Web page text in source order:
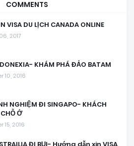
COMMENTS
VISA DU LỊCH CANADA ONLINE
2017
KHÁM PHÁ ĐẢO BATAM
10, 2016
NGHIỆM ĐI SINGAPO- KHÁCH
Ở
15, 2016
ĐI BỤI- Hướng dẫn xin VISA